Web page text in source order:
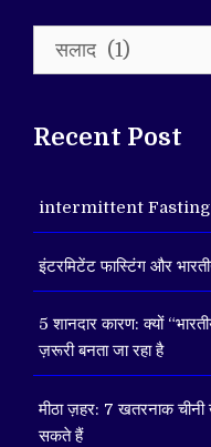
Categories
Recent Post
intermittent Fasting
इंटरमिटेंट फास्टिंग और
5 शानदार कारण: क्यों
ज़रूरी बनता जा रहा है
मीठा ज़हर: 7 खतरनाक
सकते हैं